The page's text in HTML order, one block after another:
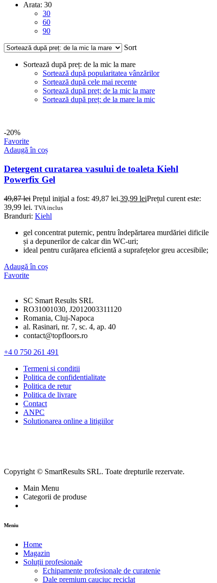
Arata: 30
30
60
90
Sort
Sortează după preț: de la mic la mare
Sortează după popularitatea vânzărilor
Sortează după cele mai recente
Sortează după preț: de la mic la mare
Sortează după preț: de la mare la mic
-20%
Favorite
Adaugă în coș
Detergent curatarea vasului de toaleta Kiehl
Powerfix Gel
49,87lei Prețul inițial a fost: 49,87 lei.39,99 leiPrețul curent este:
39,99 lei. TVA inclus
Branduri: Kiehl
gel concentrat puternic, pentru îndepărtarea murdăriei dificile
și a depunerilor de calcar din WC-uri;
ideal pentru curățarea eficientă a suprafețelor greu accesibile;
Adaugă în coș
Favorite
SC Smart Results SRL
RO31001030, J2012003311120
Romania, Cluj-Napoca
al. Rasinari, nr. 7, sc. 4, ap. 40
contact@topfloors.ro
+4 0 750 261 491
Termeni si conditii
Politica de confidentialitate
Politica de retur
Politica de livrare
Contact
ANPC
Solutionarea online a litigiilor
Copyright © SmartResults SRL. Toate drepturile rezervate.
Main Menu
Categorii de produse
Meniu
Home
Magazin
Soluții profesionale
Echipamente profesionale de curatenie
Dale premium cauciuc reciclat